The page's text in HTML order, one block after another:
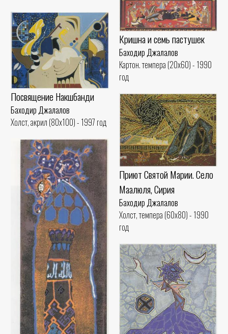
Кришна и семь пастушек
Баходир Джалалов
Картон. темпера (20x60) - 1990
год
Посвящение Накшбанди
Баходир Джалалов
Холст, акрил (80x100) - 1997 год
Приют Святой Марии. Село
Маалюля, Сирия
Баходир Джалалов
Холст, темпера (60x80) - 1990
год